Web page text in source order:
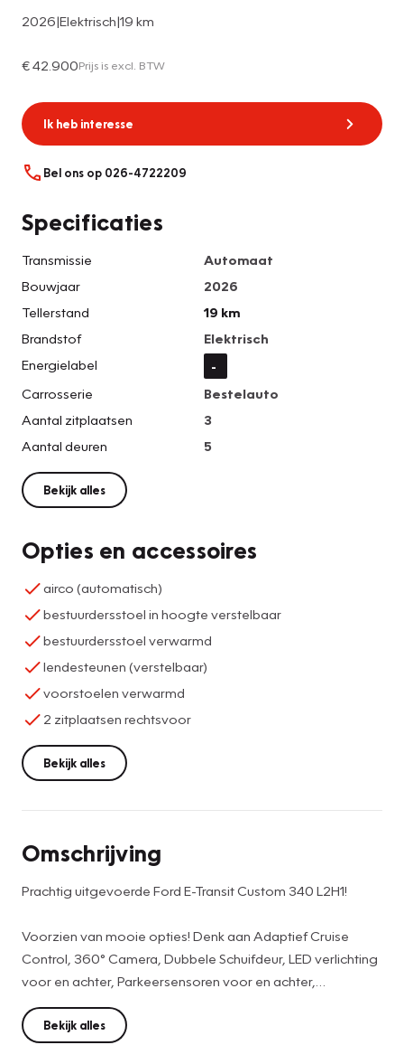
2026|Elektrisch|19 km
€ 42.900Prijs is excl. BTW
Ik heb interesse
Bel ons op 026-4722209
Specificaties
Transmissie
Automaat
Bouwjaar
2026
Tellerstand
19 km
Brandstof
Elektrisch
Energielabel
-
Carrosserie
Bestelauto
Aantal zitplaatsen
3
Aantal deuren
5
Bekijk alles
Opties en accessoires
airco (automatisch)
bestuurdersstoel in hoogte verstelbaar
bestuurdersstoel verwarmd
lendesteunen (verstelbaar)
voorstoelen verwarmd
2 zitplaatsen rechtsvoor
Bekijk alles
Omschrijving
Prachtig uitgevoerde Ford E-Transit Custom 340 L2H1!
Voorzien van mooie opties! Denk aan Adaptief Cruise
Control, 360° Camera, Dubbele Schuifdeur, LED verlichting
voor en achter, Parkeersensoren voor en achter,
Winterpakket met Voorruitverwarming en
Stoelverwarming, Keyless Entry, Navigatie,
Bekijk alles